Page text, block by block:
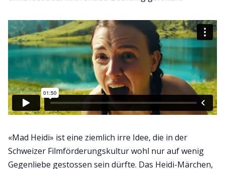
«Mad Heidi» ist eine ziemlich irre Idee, die in der
Schweizer Filmförderungskultur wohl nur auf wenig
Gegenliebe gestossen sein dürfte. Das Heidi-Märchen,